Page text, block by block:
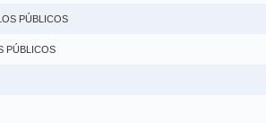
PÚBLICOS
PÚBLICOS